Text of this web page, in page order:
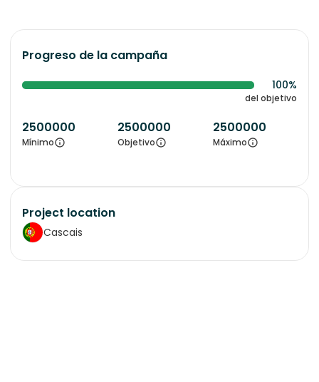
Progreso de la campaña
100%
del objetivo
2500000
Mínimo
2500000
Objetivo
2500000
Máximo
Project location
Cascais